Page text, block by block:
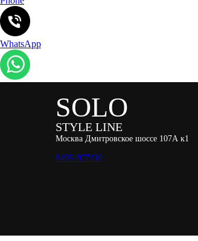
WhatsApp
SOLO
STYLE LINE
Москва Дмитровское шоссе 107А к1
84951977330